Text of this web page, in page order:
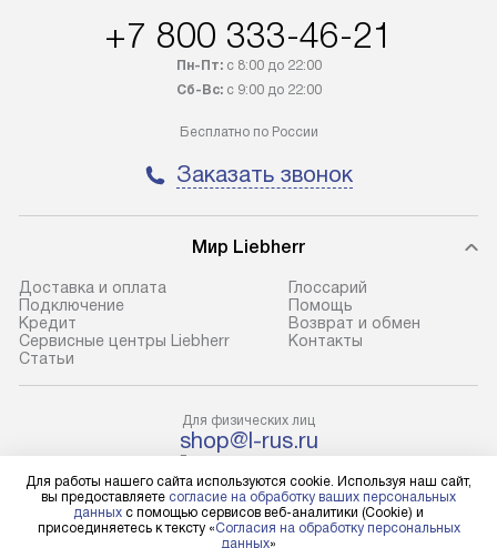
регионы осуществляется через
100% предоплаты наша компания
до представительства
транспортной компании в городе
Москва. Пожалуйста, уточняйте
условия доставки у менеджера при
В оговоренный день служба
доставки доставит упакованный
прибор до подъезда. Если
требуется переместить прибор
установки, пожалуйста,
предварительно уточните это
с менеджером. За данную услугу
взимается дополнительная плата.
Учитывайте габариты прибора, если
Стоимость
возможные
предполагают
установленной
упаковки и
креплений, при
и соединение
+7 800 333-46-21
Пн-Пт:с 8:00 до 22:00
Сб-Вс:с 9:00 до 22:00
Бесплатно по России
Заказать звонок
Мир Liebherr
Доставка и оплата
Подключение
Кредит
Сервисные центры Liebherr
Cтатьи
Глоссарий
Помощь
Возврат и обмен
Контакты
Для физических лиц
shop@l-rus.ru
Для юридических лиц
business@kvalitet.company
НАПИСАТЬ РУКОВОДСТВУ
Для работы нашего сайта используются cookie. Используя наш сайт,
вы предоставляете согласие на обработку ваших персональных
данных с помощью сервисов веб-аналитики (Cookie) и
присоединяетесь к тексту «Согласия на обработку персональных
данных»